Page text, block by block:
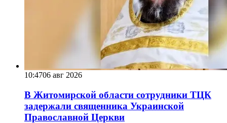
10:4706 авг 2026
В Житомирской области сотрудники ТЦК
задержали священника Украинской
Православной Церкви